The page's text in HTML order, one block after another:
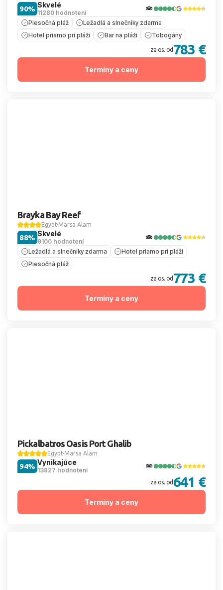
Skvelé
11280 hodnotení
90%
Piesočná pláž
Ležadlá a slnečníky zdarma
Hotel priamo pri pláži
Bar na pláži Tobogány
za os. od 783 €
Termíny a ceny
Brayka Bay Reef
Egypt Marsa Alam
Skvelé
9100 hodnotení
88%
Ležadlá a slnečníky zdarma
Hotel priamo pri pláži
Piesočná pláž
za os. od 773 €
Termíny a ceny
Pickalbatros Oasis Port Ghalib
Egypt Marsa Alam
Vynikajúce
13827 hodnotení
94%
za os. od 641 €
Termíny a ceny